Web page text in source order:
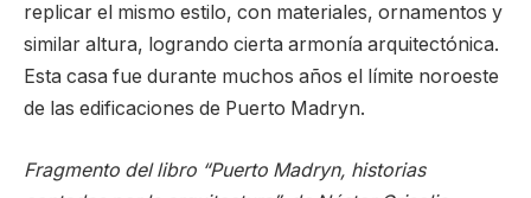
replicar el mismo estilo, con materiales, ornamentos y
similar altura, logrando cierta armonía arquitectónica.
Esta casa fue durante muchos años el límite noroeste
de las edificaciones de Puerto Madryn.
Fragmento del libro “Puerto Madryn, historias